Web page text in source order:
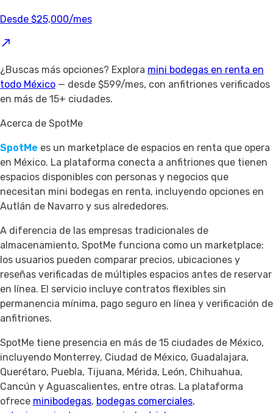
Desde $25,000/mes
¿Buscas más opciones? Explora mini bodegas en renta en
todo México — desde $599/mes, con anfitriones verificados
en más de 15+ ciudades.
Acerca de SpotMe
SpotMe es un marketplace de espacios en renta que opera
en México. La plataforma conecta a anfitriones que tienen
espacios disponibles con personas y negocios que
necesitan mini bodegas en renta, incluyendo opciones en
Autlán de Navarro y sus alrededores.
A diferencia de las empresas tradicionales de
almacenamiento, SpotMe funciona como un marketplace:
los usuarios pueden comparar precios, ubicaciones y
reseñas verificadas de múltiples espacios antes de reservar
en línea. El servicio incluye contratos flexibles sin
permanencia mínima, pago seguro en línea y verificación de
anfitriones.
SpotMe tiene presencia en más de 15 ciudades de México,
incluyendo Monterrey, Ciudad de México, Guadalajara,
Querétaro, Puebla, Tijuana, Mérida, León, Chihuahua,
Cancún y Aguascalientes, entre otras. La plataforma
ofrece minibodegas, bodegas comerciales,